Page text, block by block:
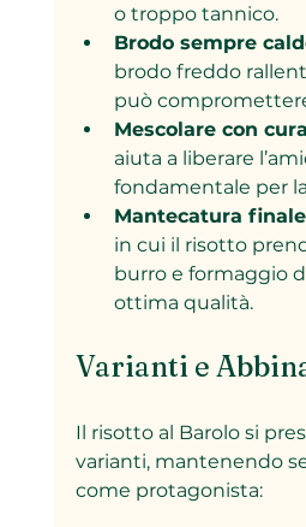
o troppo tannico.
Brodo sempre
brodo freddo
può
Mescolare con cura
aiuta a liberare
fondamentale per
Mantecatura finale
in cui il risotto
burro e formaggio
ottima qualità.
Varianti e
Il risotto al Barolo si
varianti, mantenendo
come protagonista: